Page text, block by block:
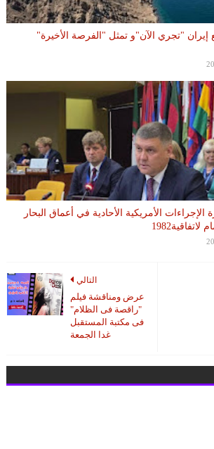
"تجري الآن"و تمثل "الفرصة الأخيرة"
الأمريكية الأحادية في أعماق البحار
التالي
عرض ومناقشة فيلم
"راقصة فى الظلام"
فى مكتبة المستقبل
غدا الجمعة